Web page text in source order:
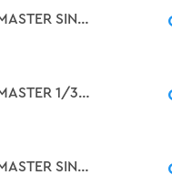
SIMOVERT P MICROMASTER SINGLE-PH. 230V 50/60HZ, MM55 WITH MM55 FILTER RATED OUTPUT 550W WEIGHT 1.9KG
SIMOVERT P MICROMASTER 1/3-PH. 230V 50/60HZ, MM55/2 RATED OUTPUT 550W WEIGHT 1.8KG
SIMOVERT P MICROMASTER SINGLE-PH. 230V 50/60HZ, MM75 WITH MM75 FILTER RATED OUTPUT 750W WEIGHT 1.9KG